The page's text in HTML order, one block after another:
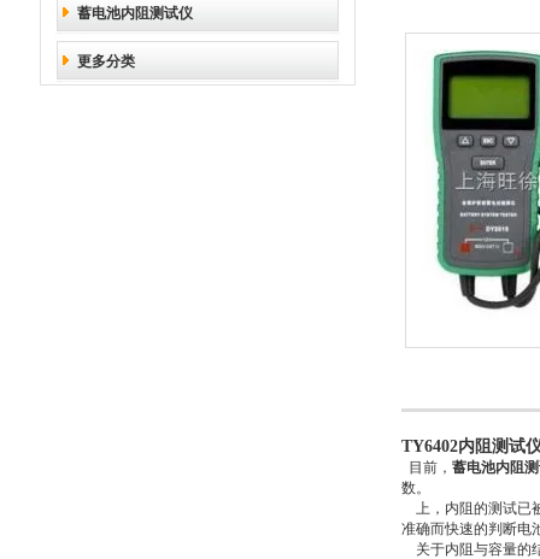
蓄电池内阻测试仪
更多分类
TY6402内阻测试
目前， 蓄电池内阻
数。
上，内阻的测试已
准确而快速的判断电
关于内阻与容量的